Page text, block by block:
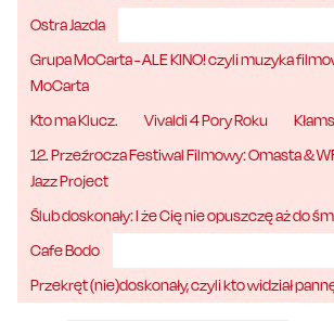
Ostra Jazda
Grupa MoCarta - ALE KINO! czyli muzyka
MoCarta
Kto ma Klucz.
Vivaldi 4 Pory Roku
12. Przeźrocza Festiwal Filmowy: Omasta &
Jazz Project
Ślub doskonały: I że Cię nie opuszczę aż do
Cafe Bodo
Przekręt (nie)doskonały, czyli kto widział